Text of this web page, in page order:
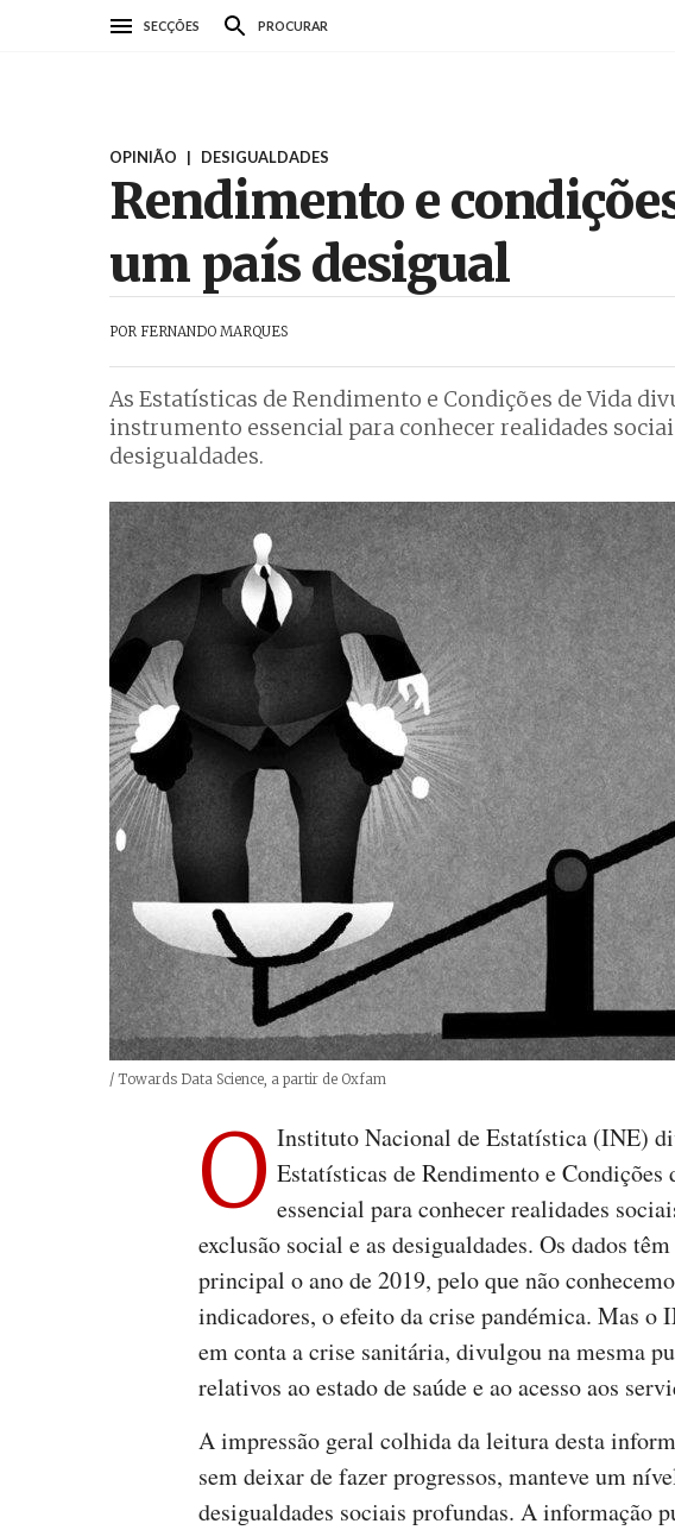
SECÇÕES PROCURAR
OPINIÃO | DESIGUALDADES
Rendimento e
um país desigual
POR FERNANDO MARQUES
As Estatísticas de Rendimento e Condições de Vida
instrumento essencial para conhecer realidades
desigualdades.
Créditos
/ Towards Data Science, a partir de Oxfam
O Instituto Nacional de Estatística (INE)
Estatísticas de Rendimento e
essencial para conhecer realidades
exclusão social e as desigualdades. Os dados
principal o ano de 2019, pelo que não
indicadores, o efeito da crise pandémica. Mas o
em conta a crise sanitária, divulgou na mesma
relativos ao estado de saúde e ao acesso aos
A impressão geral colhida da leitura desta
sem deixar de fazer progressos, manteve um
desigualdades sociais profundas. A informação